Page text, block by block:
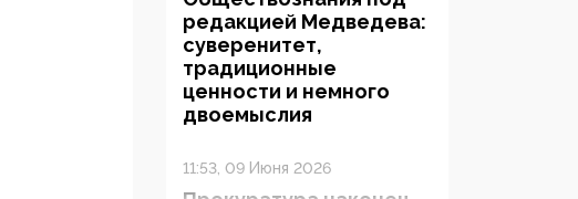
редакцией Медведева:
суверенитет,
традиционные
ценности и немного
двоемыслия
11:53, 09 Июня 2026